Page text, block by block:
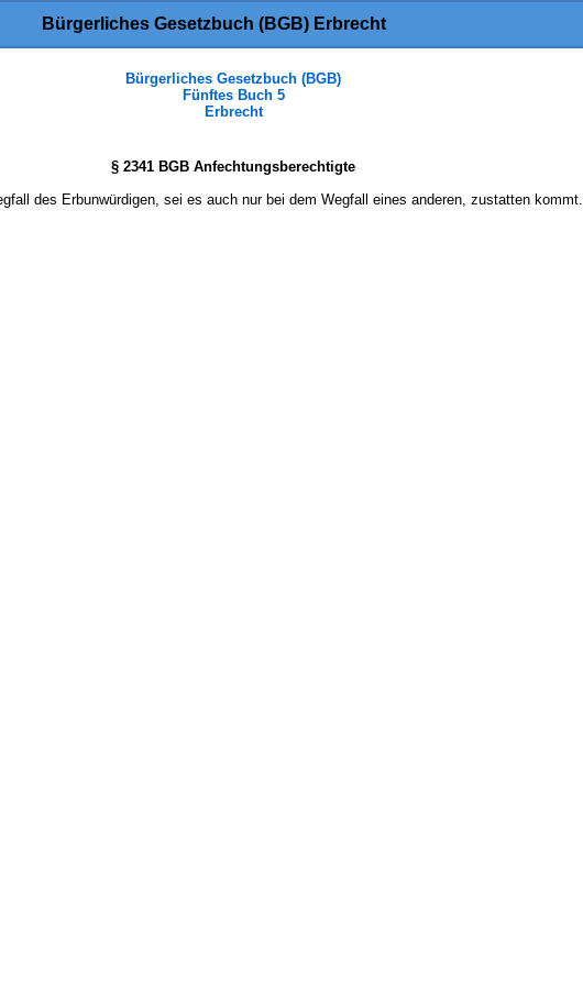
Bürgerliches Gesetzbuch (BGB) Erbrecht
Bürgerliches Gesetzbuch (BGB)
Fünftes Buch 5
Erbrecht
§ 2341 BGB Anfechtungsberechtigte
des Erbunwürdigen, sei es auch nur bei dem Wegfall eines anderen, zustatten kommt.